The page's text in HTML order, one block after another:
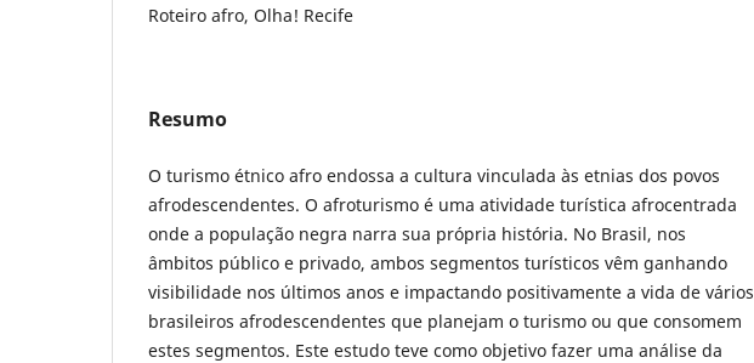
Roteiro afro, Olha! Recife
Resumo
O turismo étnico afro endossa a cultura vinculada às etnias dos povos
afrodescendentes. O afroturismo é uma atividade turística afrocentrada
onde a população negra narra sua própria história. No Brasil, nos
âmbitos público e privado, ambos segmentos turísticos vêm ganhando
visibilidade nos últimos anos e impactando positivamente a vida de vários
brasileiros afrodescendentes que planejam o turismo ou que consomem
estes segmentos. Este estudo teve como objetivo fazer uma análise da